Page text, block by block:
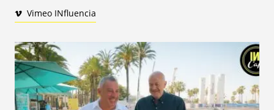
Vimeo INfluencia